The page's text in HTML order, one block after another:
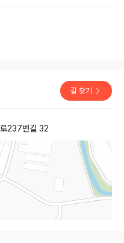
길 찾기
로237번길 32